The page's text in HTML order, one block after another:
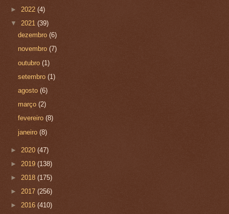
► 2022 (4)
▼ 2021 (39)
dezembro(6)
novembro(7)
outubro(1)
setembro(1)
agosto(6)
março(2)
fevereiro(8)
janeiro(8)
► 2020 (47)
► 2019 (138)
► 2018 (175)
► 2017 (256)
► 2016 (410)